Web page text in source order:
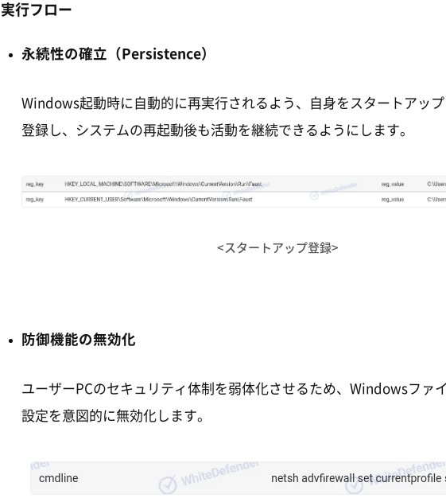
実行フロー
永続性の確立（Persistence）
Windows起動時に自動的に再実行されるよう、自身をスタートアッ
登録し、システムの再起動後も活動を継続できるようにします。
<スタートアップ登録>
防御機能の無効化
ユーザーPCのセキュリティ体制を弱体化させるため、Windowsファ
設定を意図的に無効化します。